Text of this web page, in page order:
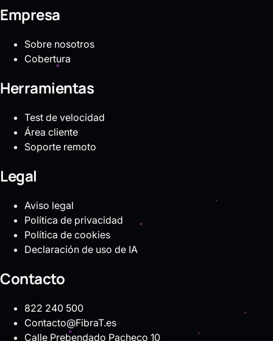
Empresa
Sobre nosotros
Cobertura
Herramientas
Test de velocidad
Área cliente
Soporte remoto
Legal
Aviso legal
Política de privacidad
Política de cookies
Declaración de uso de IA
Contacto
822 240 500
Contacto@FibraT.es
Calle Prebendado Pacheco 10